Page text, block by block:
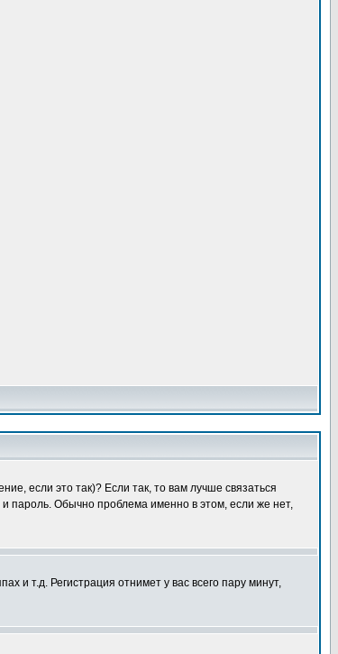
если это так)? Если так, то вам лучше связаться
пароль. Обычно проблема именно в этом, если же нет,
и т.д. Регистрация отнимет у вас всего пару минут,